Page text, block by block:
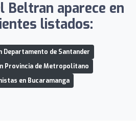
Beltran aparece en
listados:
Departamento de Santander
Provincia de Metropolitano
en Bucaramanga